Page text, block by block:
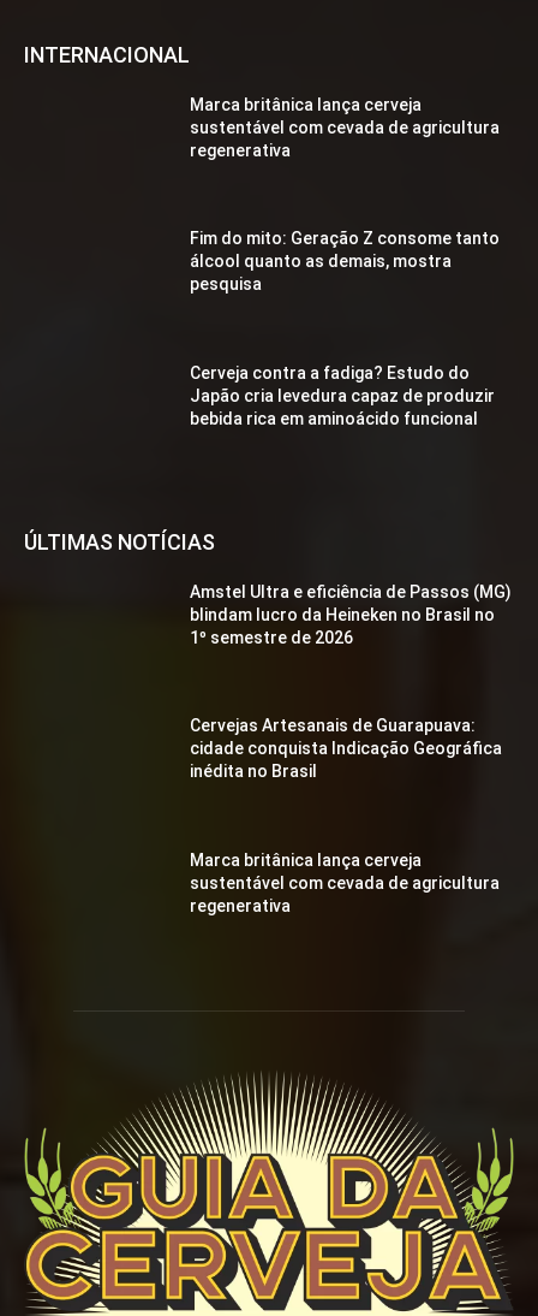
INTERNACIONAL
Marca britânica lança cerveja
sustentável com cevada de agricultura
regenerativa
Fim do mito: Geração Z consome tanto
álcool quanto as demais, mostra
pesquisa
Cerveja contra a fadiga? Estudo do
Japão cria levedura capaz de produzir
bebida rica em aminoácido funcional
ÚLTIMAS NOTÍCIAS
Amstel Ultra e eficiência de Passos (MG)
blindam lucro da Heineken no Brasil no
1º semestre de 2026
Cervejas Artesanais de Guarapuava:
cidade conquista Indicação Geográfica
inédita no Brasil
Marca britânica lança cerveja
sustentável com cevada de agricultura
regenerativa